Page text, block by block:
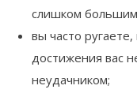
слишком
вы часто
достижения вас
неудачником;